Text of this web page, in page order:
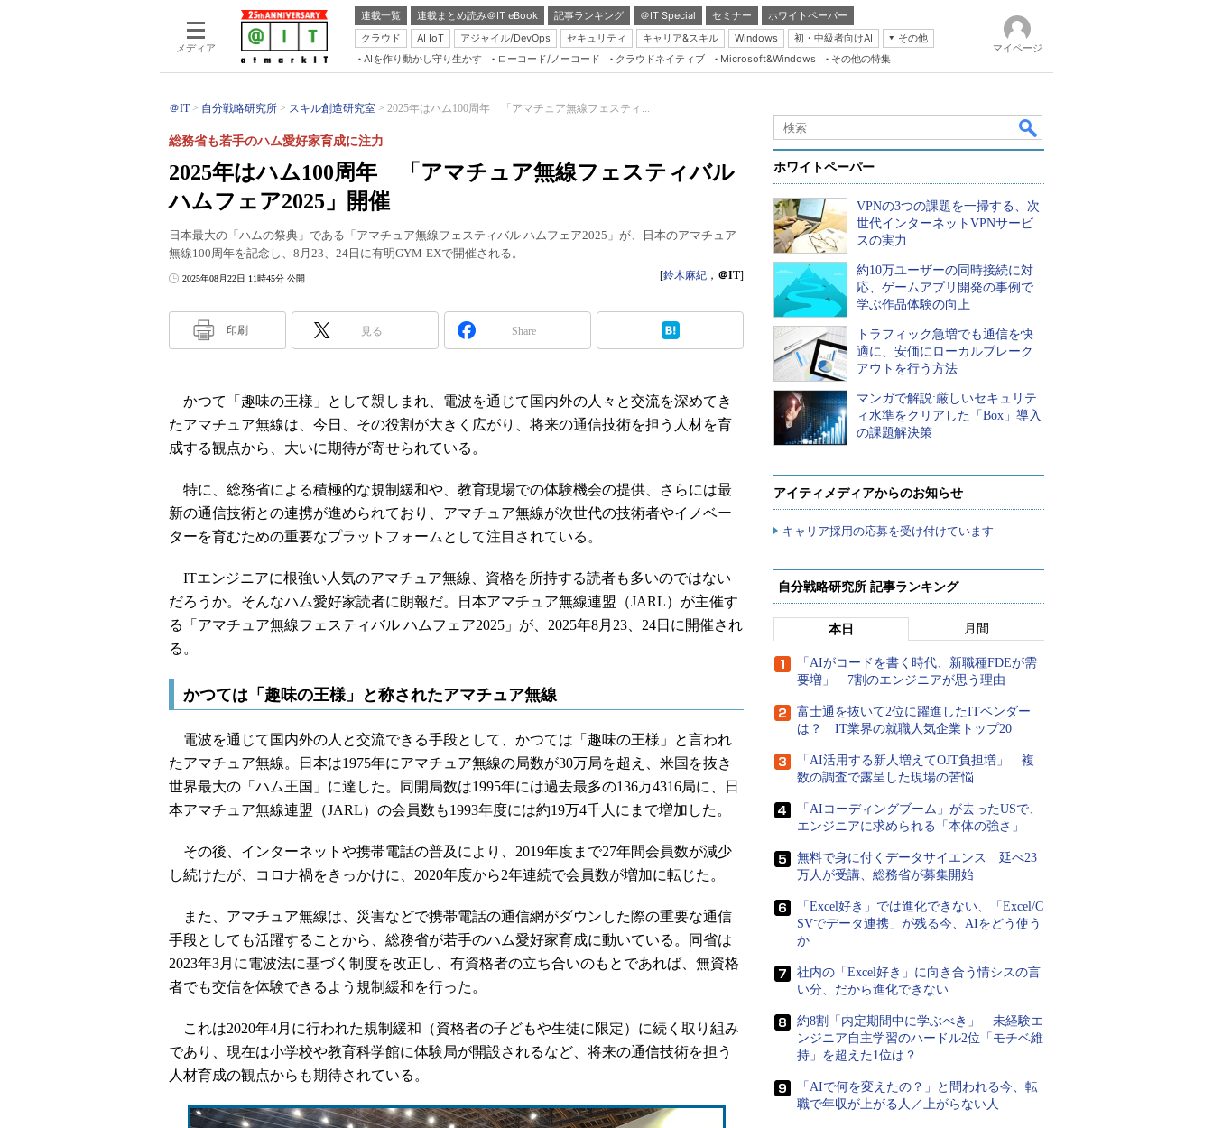
メディア
連載一覧 連載まとめ読み＠IT eBook 記事ランキング ＠IT Special セミナー
ホワイトペーパー
クラウド
AI IoT アジャイル/DevOps セキュリティ キャリア&スキル Windows 初・中級者向けAI
その他
Server & Storage
Java Agile
Database Expert
Linux ＆ OSS
Master of IP Network
Security & Trust
AIを作り動かし守り生かす ローコード/ノーコード クラウドネイティブ Microsoft&Windows その他の特集
マイページ
＠IT 自分戦略研究所 スキル創造研究室 2025年はハム100周年 「アマチュア無線フェスティ...
2025年はハム100周年 「アマチュア無線フェスティバル
ハムフェア2025」開催
総務省も若手のハム愛好家育成に注力
日本最大の「ハムの祭典」である「アマチュア無線フェスティバル ハムフェア2025」が、日本のアマチュア
無線100周年を記念し、8月23、24日に有明GYM-EXで開催される。
2025年08月22日 11時45分 公開 [鈴木麻紀 ， ＠IT]
印刷 見る Share
かつて「趣味の王様」として親しまれ、電波を通じて国内外の人々と交流を深めてき
たアマチュア無線は、今日、その役割が大きく広がり、将来の通信技術を担う人材を育
成する観点から、大いに期待が寄せられている。
特に、総務省による積極的な規制緩和や、教育現場での体験機会の提供、さらには最
新の通信技術との連携が進められており、アマチュア無線が次世代の技術者やイノベー
ターを育むための重要なプラットフォームとして注目されている。
ITエンジニアに根強い人気のアマチュア無線、資格を所持する読者も多いのではない
だろうか。そんなハム愛好家読者に朗報だ。日本アマチュア無線連盟（JARL）が主催す
る「アマチュア無線フェスティバル ハムフェア2025」が、2025年8月23、24日に開催され
る。
かつては「趣味の王様」と称されたアマチュア無線
電波を通じて国内外の人と交流できる手段として、かつては「趣味の王様」と言われ
たアマチュア無線。日本は1975年にアマチュア無線の局数が30万局を超え、米国を抜き
世界最大の「ハム王国」に達した。同開局数は1995年には過去最多の136万4316局に、日
本アマチュア無線連盟（JARL）の会員数も1993年度には約19万4千人にまで増加した。
その後、インターネットや携帯電話の普及により、2019年度まで27年間会員数が減少
し続けたが、コロナ禍をきっかけに、2020年度から2年連続で会員数が増加に転じた。
また、アマチュア無線は、災害などで携帯電話の通信網がダウンした際の重要な通信
手段としても活躍することから、総務省が若手のハム愛好家育成に動いている。同省は
2023年3月に電波法に基づく制度を改正し、有資格者の立ち合いのもとであれば、無資格
者でも交信を体験できるよう規制緩和を行った。
これは2020年4月に行われた規制緩和（資格者の子どもや生徒に限定）に続く取り組み
であり、現在は小学校や教育科学館に体験局が開設されるなど、将来の通信技術を担う
人材育成の観点からも期待されている。
ホワイトペーパー
VPNの3つの課題を一掃する、次
世代インターネットVPNサービ
スの実力
約10万ユーザーの同時接続に対
応、ゲームアプリ開発の事例で
学ぶ作品体験の向上
トラフィック急増でも通信を快
適に、安価にローカルブレーク
アウトを行う方法
マンガで解説:厳しいセキュリテ
ィ水準をクリアした「Box」導入
の課題解決策
アイティメディアからのお知らせ
キャリア採用の応募を受け付けています
自分戦略研究所 記事ランキング
本日 月間
「AIがコードを書く時代、新職種FDEが需
要増」 7割のエンジニアが思う理由
富士通を抜いて2位に躍進したITベンダー
は？ IT業界の就職人気企業トップ20
「AI活用する新人増えてOJT負担増」 複
数の調査で露呈した現場の苦悩
「AIコーディングブーム」が去ったUSで、
エンジニアに求められる「本体の強さ」
無料で身に付くデータサイエンス 延べ23
万人が受講、総務省が募集開始
「Excel好き」では進化できない、「Excel/C
SVでデータ連携」が残る今、AIをどう使う
か
社内の「Excel好き」に向き合う情シスの言
い分、だから進化できない
約8割「内定期間中に学ぶべき」 未経験エ
ンジニア自主学習のハードル2位「モチベ維
持」を超えた1位は？
「AIで何を変えたの？」と問われる今、転
職で年収が上がる人／上がらない人